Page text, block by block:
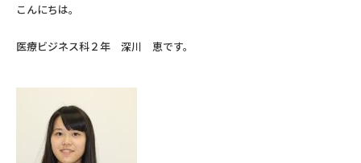
こんにちは。
医療ビジネス科２年 深川 恵です。